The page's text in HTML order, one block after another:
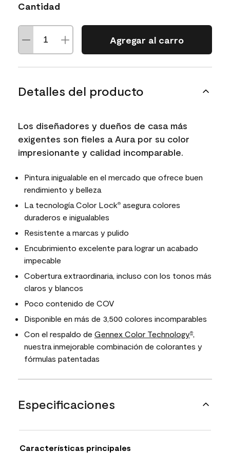
Cantidad
Agregar al carro
Detalles del producto
Los diseñadores y dueños de casa más
exigentes son fieles a Aura por su color
impresionante y calidad incomparable.
Pintura inigualable en el mercado que ofrece buen
rendimiento y belleza
La tecnología Color Lock® asegura colores
duraderos e inigualables
Resistente a marcas y pulido
Encubrimiento excelente para lograr un acabado
impecable
Cobertura extraordinaria, incluso con los tonos más
claros y blancos
Poco contenido de COV
Disponible en más de 3,500 colores incomparables
Con el respaldo de Gennex Color Technology®,
nuestra inmejorable combinación de colorantes y
fórmulas patentadas
Especificaciones
Características principales